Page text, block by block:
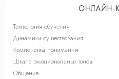
ОНЛАЙН-
Технология обучения
Динамики существования
Компоненты понимания
Шкала эмоциональных тонов
Общение